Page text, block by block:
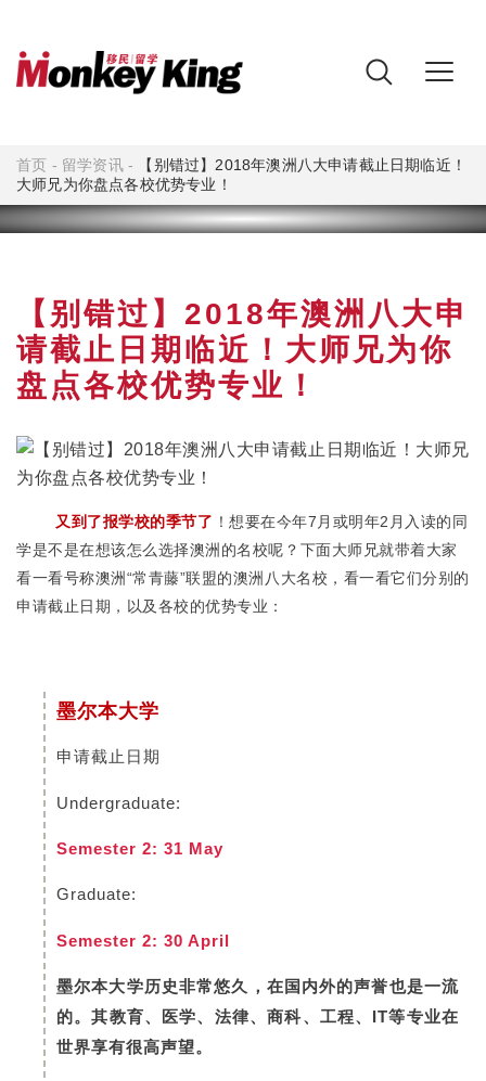
首页 - 留学资讯-
【别错过】2018年澳洲八大申请截止日期临近！
大师兄为你盘点各校优势专业！
【别错过】2018年澳洲八大申
请截止日期临近！大师兄为你
盘点各校优势专业！
又到了报学校的季节了 ！想要在今年7月或明年2月入读的同
学是不是在想该怎么选择澳洲的名校呢？下面大师兄就带着大家
看一看号称澳洲“常青藤”联盟的澳洲八大名校，看一看它们分别的
申请截止日期，以及各校的优势专业：
墨尔本大学
申请截止日期
Undergraduate:
Semester 2: 31 May
Graduate:
Semester 2: 30 April
墨尔本大学历史非常悠久，在国内外的声誉也是一流
的。其教育、医学、法律、商科、工程、IT等专业在
世界享有很高声望。